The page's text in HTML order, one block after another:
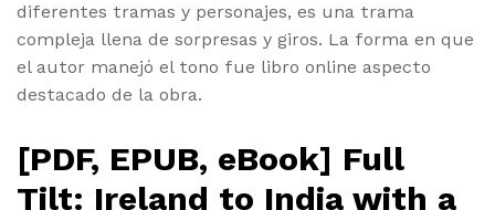
diferentes tramas y personajes, es una trama
compleja llena de sorpresas y giros. La forma en que
el autor manejó el tono fue libro online​ aspecto
destacado de la obra.
[PDF, EPUB, eBook] Full
Tilt: Ireland to India with a